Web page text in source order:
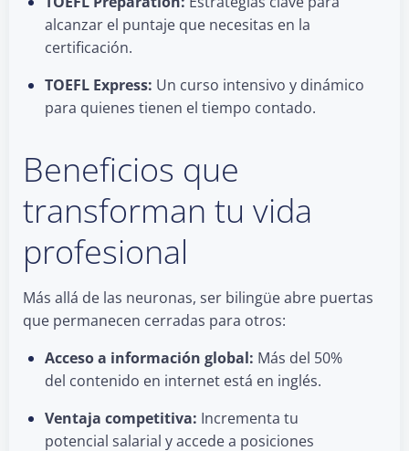
alcanzar el puntaje que necesitas en la
certificación.
TOEFL Express: Un curso intensivo y dinámico
para quienes tienen el tiempo contado.
Beneficios que
transforman tu vida
profesional
Más allá de las neuronas, ser bilingüe abre puertas
que permanecen cerradas para otros:
Acceso a información global: Más del 50%
del contenido en internet está en inglés.
Ventaja competitiva: Incrementa tu
potencial salarial y accede a posiciones